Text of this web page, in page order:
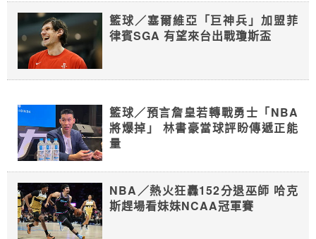
籃球／塞爾維亞「巨神兵」加盟菲
律賓SGA 有望來台出戰瓊斯盃
籃球／預言詹皇若轉戰勇士「NBA
將爆掉」 林書豪當球評盼傳遞正能
量
NBA／熱火狂轟152分退巫師 哈克
斯趕場看妹妹NCAA冠軍賽